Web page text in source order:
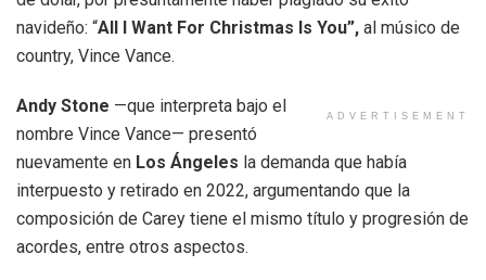
navideño: “All I Want For Christmas Is You”, al músico de
country, Vince Vance.
ADVERTISEMENT
Andy Stone —que interpreta bajo el
nombre Vince Vance— presentó
nuevamente en Los Ángeles la demanda que había
interpuesto y retirado en 2022, argumentando que la
composición de Carey tiene el mismo título y progresión de
acordes, entre otros aspectos.